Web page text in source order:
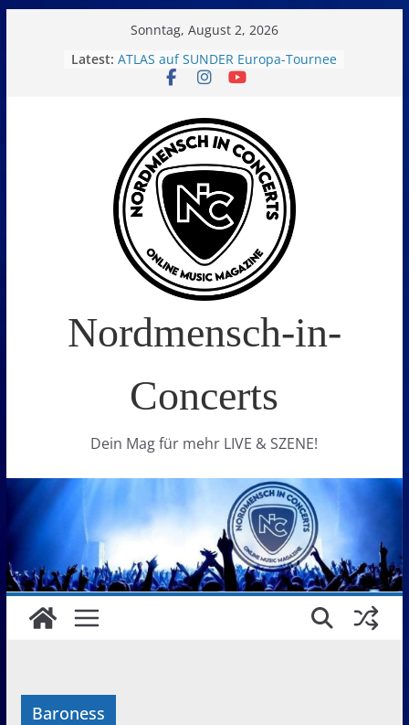
Sonntag, August 2, 2026
Latest: ATLAS auf SUNDER Europa-Tournee
Oelde Open Air 2026
Metal und Camping in
Freißenbüttel (Ausverkauft!)
FEED THE SICKNESS im Interview
I Prevail – Violent Nature Europe
Tour
Nordmensch-in-
Concerts
Dein Mag für mehr LIVE & SZENE!
Baroness